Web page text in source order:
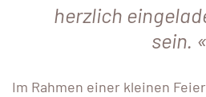
herzlich
sein.
Im Rahmen einer kleinen